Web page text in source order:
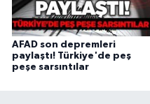
AFAD son depremleri
paylaştı! Türkiye'de peş
peşe sarsıntılar